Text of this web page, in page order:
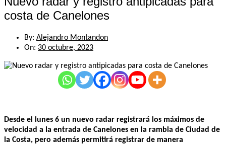
costa de Canelones
By: Alejandro Montandon
On: 30 octubre, 2023
Desde el lunes 6 un nuevo radar registrará los máximos de
velocidad a la entrada de Canelones en la rambla de Ciudad de
la Costa, pero además permitirá registrar de manera